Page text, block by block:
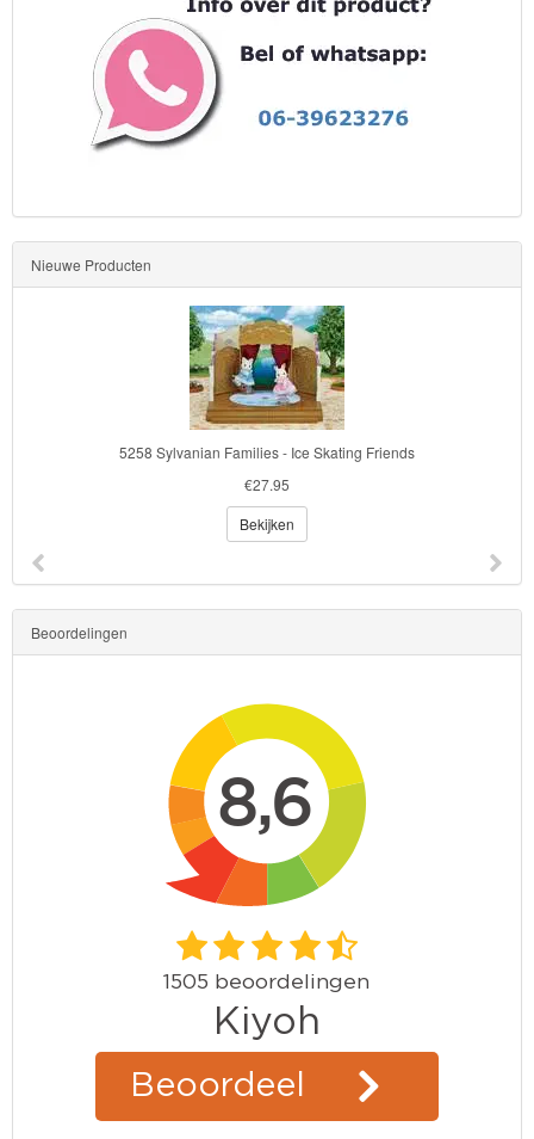
Nieuwe Producten
5258 Sylvanian Families - Ice Skating Friends
€27.95
Bekijken
Beoordelingen